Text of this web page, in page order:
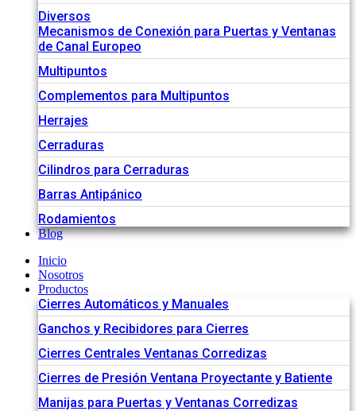
Diversos
Mecanismos de Conexión para Puertas y Ventanas
de Canal Europeo
Multipuntos
Complementos para Multipuntos
Herrajes
Cerraduras
Cilindros para Cerraduras
Barras Antipánico
Rodamientos
Blog
Inicio
Nosotros
Productos
Cierres Automáticos y Manuales
Ganchos y Recibidores para Cierres
Cierres Centrales Ventanas Corredizas
Cierres de Presión Ventana Proyectante y Batiente
Manijas para Puertas y Ventanas Corredizas